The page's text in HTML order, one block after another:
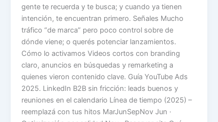
gente te recuerda y te busca; y cuando ya tienen
intención, te encuentran primero. Señales Mucho
tráfico “de marca” pero poco control sobre de
dónde viene; o querés potenciar lanzamientos.
Cómo lo activamos Videos cortos con branding
claro, anuncios en búsquedas y remarketing a
quienes vieron contenido clave. Guía YouTube Ads
2025. LinkedIn B2B sin fricción: leads buenos y
reuniones en el calendario Línea de tiempo (2025) –
reemplazá con tus hitos MarJunSepNov Jun ·